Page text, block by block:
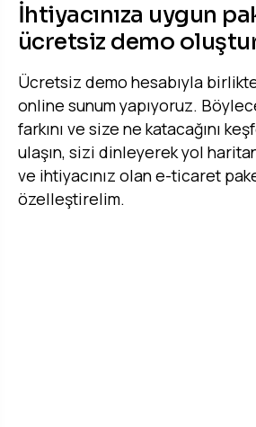
İhtiyacınıza uygun
ücretsiz demo
Ücretsiz demo hesabıyla
online sunum yapıyoruz.
farkını ve size ne katacağını
ulaşın, sizi dinleyerek yol
ve ihtiyacınız olan e-ticaret
özelleştirelim.